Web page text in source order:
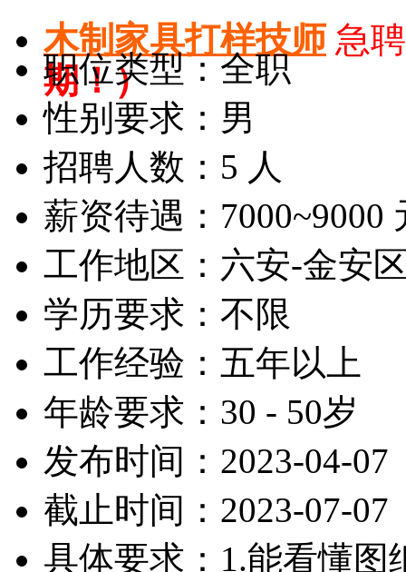
木制家具打样技师 急聘
期！）
职位类型：全职
性别要求：男
招聘人数：5 人
薪资待遇：7000~9000
工作地区：六安-金安
学历要求：不限
工作经验：五年以上
年龄要求：30 - 50岁
发布时间：2023-04-07
截止时间：2023-07-07
具体要求：1.能看懂图